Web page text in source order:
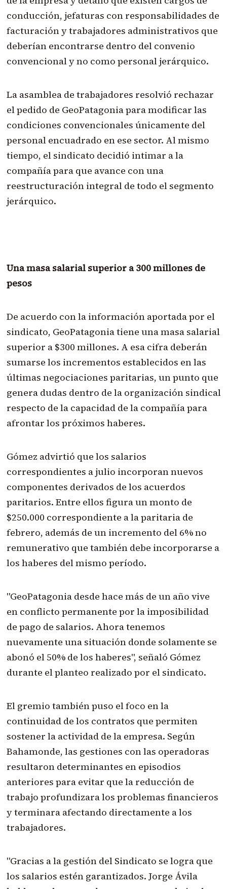
conducción, jefaturas con responsabilidades de
facturación y trabajadores administrativos que
deberían encontrarse dentro del convenio
convencional y no como personal jerárquico.
La asamblea de trabajadores resolvió rechazar
el pedido de GeoPatagonia para modificar las
condiciones convencionales únicamente del
personal encuadrado en ese sector. Al mismo
tiempo, el sindicato decidió intimar a la
compañía para que avance con una
reestructuración integral de todo el segmento
jerárquico.
Una masa salarial superior a 300 millones de
pesos
De acuerdo con la información aportada por el
sindicato, GeoPatagonia tiene una masa salarial
superior a $300 millones. A esa cifra deberán
sumarse los incrementos establecidos en las
últimas negociaciones paritarias, un punto que
genera dudas dentro de la organización sindical
respecto de la capacidad de la compañía para
afrontar los próximos haberes.
Gómez advirtió que los salarios
correspondientes a julio incorporan nuevos
componentes derivados de los acuerdos
paritarios. Entre ellos figura un monto de
$250.000 correspondiente a la paritaria de
febrero, además de un incremento del 6% no
remunerativo que también debe incorporarse a
los haberes del mismo período.
"GeoPatagonia desde hace más de un año vive
en conflicto permanente por la imposibilidad
de pago de salarios. Ahora tenemos
nuevamente una situación donde solamente se
abonó el 50% de los haberes", señaló Gómez
durante el planteo realizado por el sindicato.
El gremio también puso el foco en la
continuidad de los contratos que permiten
sostener la actividad de la empresa. Según
Bahamonde, las gestiones con las operadoras
resultaron determinantes en episodios
anteriores para evitar que la reducción de
trabajo profundizara los problemas financieros
y terminara afectando directamente a los
trabajadores.
"Gracias a la gestión del Sindicato se logra que
los salarios estén garantizados. Jorge Ávila